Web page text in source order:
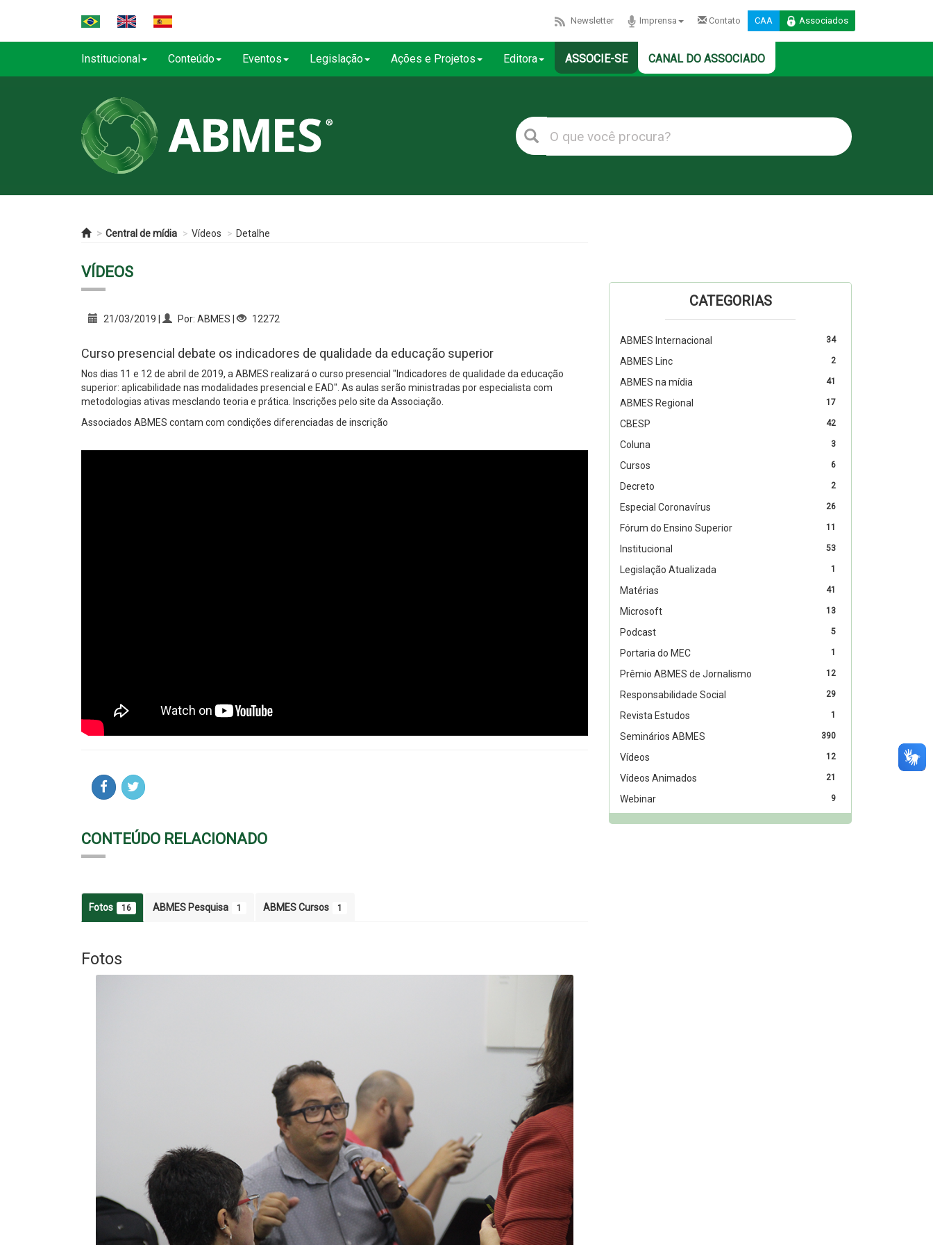
Newsletter Imprensa Contato CAA Associados
Institucional Conteúdo Eventos Legislação Ações e Projetos Editora ASSOCIE-SE CANAL DO ASSOCIADO
Central de mídia Vídeos Detalhe
VÍDEOS
21/03/2019 | Por: ABMES | 12272
Curso presencial debate os indicadores de qualidade da educação superior
Nos dias 11 e 12 de abril de 2019, a ABMES realizará o curso presencial "Indicadores de qualidade da educação
superior: aplicabilidade nas modalidades presencial e EAD". As aulas serão ministradas por especialista com
metodologias ativas mesclando teoria e prática. Inscrições pelo site da Associação.
Associados ABMES contam com condições diferenciadas de inscrição
CONTEÚDO RELACIONADO
Fotos 16 ABMES Pesquisa 1 ABMES Cursos 1
Fotos
CATEGORIAS
34
ABMES Internacional
2
ABMES Linc
41
ABMES na mídia
17
ABMES Regional
42
CBESP
3
Coluna
6
Cursos
2
Decreto
26
Especial Coronavírus
11
Fórum do Ensino Superior
53
Institucional
1
Legislação Atualizada
41
Matérias
13
Microsoft
5
Podcast
1
Portaria do MEC
12
Prêmio ABMES de Jornalismo
29
Responsabilidade Social
1
Revista Estudos
390
Seminários ABMES
12
Vídeos
21
Vídeos Animados
9
Webinar